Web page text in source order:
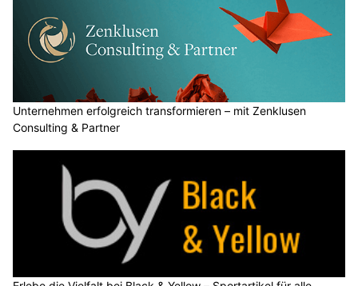
Unternehmen erfolgreich transformieren – mit Zenklusen
Consulting & Partner